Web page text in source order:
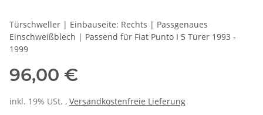
Türschweller | Einbauseite: Rechts | Passgenaues
Einschweißblech | Passend für Fiat Punto I 5 Türer 1993 -
1999
96,00 €
inkl. 19% USt. , Versandkostenfreie Lieferung